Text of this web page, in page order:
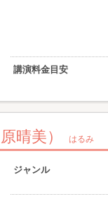
講演料金目安
晴美） はるみ
ジャンル